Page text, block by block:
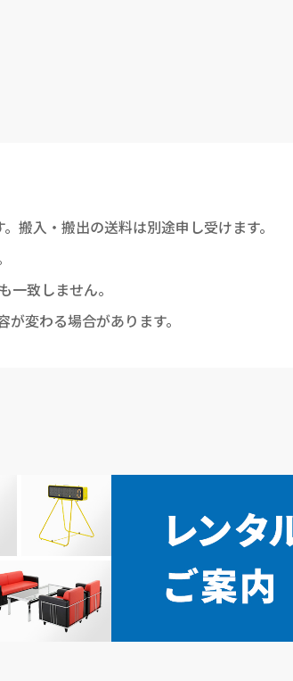
搬入・搬出の送料は別途申し受けます。
一致しません。
変わる場合があります。